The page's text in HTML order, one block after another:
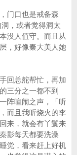
门口也是戒备森
，或者觉得洞太
没人值守。而且从
，好像秦大美人她
回总舵帮忙，再加
三分之一都不到
阵喧闹之声，「听
而且我听烧火的李
来，就会有丫鬟来
影每天都要洗澡
觉，看来赶上好机